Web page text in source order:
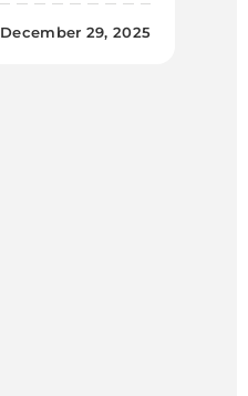
December 29, 2025